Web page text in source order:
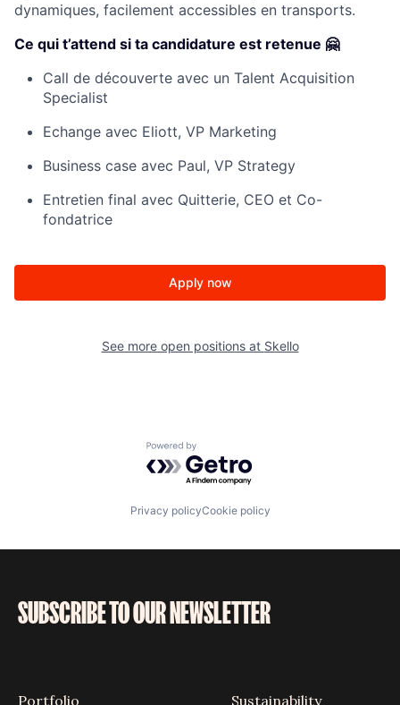
dynamiques, facilement accessibles en transports.
Ce qui t’attend si ta candidature est retenue 🤗
Call de découverte avec un Talent Acquisition
Specialist
Echange avec Eliott, VP Marketing
Business case avec Paul, VP Strategy
Entretien final avec Quitterie, CEO et Co-
fondatrice
Apply now
See more open positions at Skello
Powered by Getro.com
Privacy policyCookie policy
SUBSCRIBE TO OUR NEWSLETTER
Portfolio Sustainability